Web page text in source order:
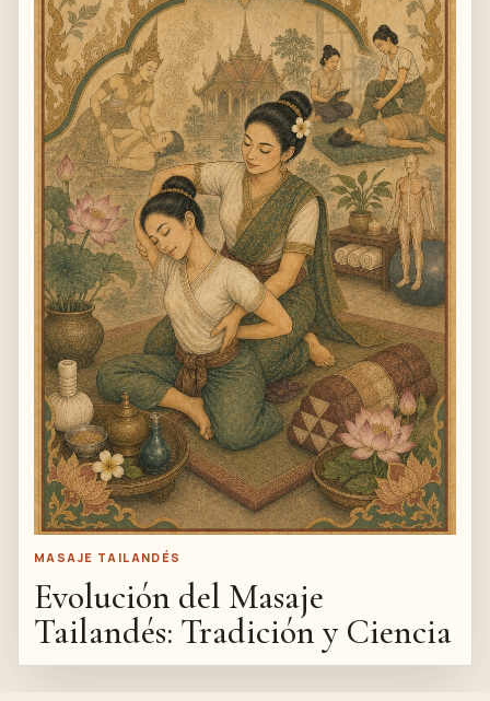
MASAJE TAILANDÉS
Evolución del Masaje
Tailandés: Tradición y Ciencia